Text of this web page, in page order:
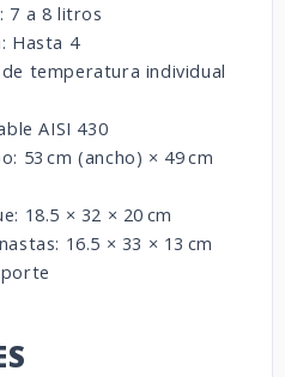
7 a 8 litros
Hasta 4
temperatura individual
AISI 430
53 cm (ancho) × 49 cm
18.5 × 32 × 20 cm
16.5 × 33 × 13 cm